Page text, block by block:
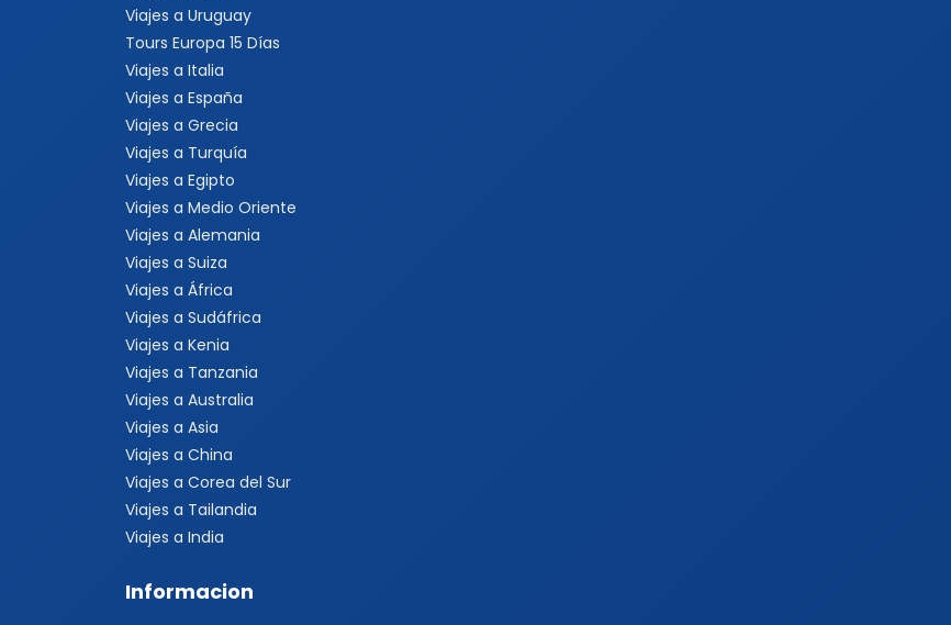
Viajes a Uruguay
Tours Europa 15 Días
Viajes a Italia
Viajes a España
Viajes a Grecia
Viajes a Turquía
Viajes a Egipto
Viajes a Medio Oriente
Viajes a Alemania
Viajes a Suiza
Viajes a África
Viajes a Sudáfrica
Viajes a Kenia
Viajes a Tanzania
Viajes a Australia
Viajes a Asia
Viajes a China
Viajes a Corea del Sur
Viajes a Tailandia
Viajes a India
Informacion